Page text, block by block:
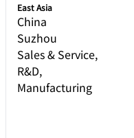
East Asia
China
Suzhou
Sales & Service,
R&D,
Manufacturing